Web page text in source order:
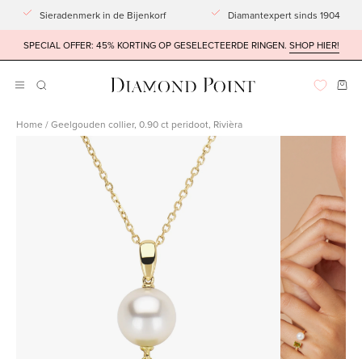
Doorgaan
naar
artikel
Sieradenmerk in de Bijenkorf Diamantexpert sinds 1904
SPECIAL OFFER: 45% KORTING OP GESELECTEERDE RINGEN. SHOP HIER!
Navigatiemenu
ZOEKBALK
Home /Geelgouden collier, 0.90 ct peridoot, Rivièra
Afbeeldingslightbox